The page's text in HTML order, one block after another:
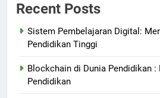
Recent Posts
Sistem Pembelajaran Digital:
Pendidikan Tinggi
Blockchain di Dunia Pendidikan
Pendidikan